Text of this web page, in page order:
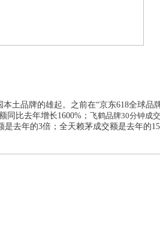
本土品牌的雄起。之前在“京东618全球品
同比去年增长1600%； 飞鹤品牌30分钟成
是去年的3倍；全天赖茅成交额是去年的15